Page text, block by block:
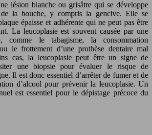
lésion blanche ou grisâtre qui se développe
de la bouche, y compris la gencive. Elle se
épaisse et adhérente qui ne peut pas être
La leucoplasie est souvent causée par une
comme le tabagisme, la consommation
le frottement d’une prothèse dentaire mal
cas, la leucoplasie peut être un signe de
une biopsie pour évaluer le risque de
Il est donc essentiel d’arrêter de fumer et de
d’alcool pour prévenir la leucoplasie. Un
est essentiel pour le dépistage précoce du